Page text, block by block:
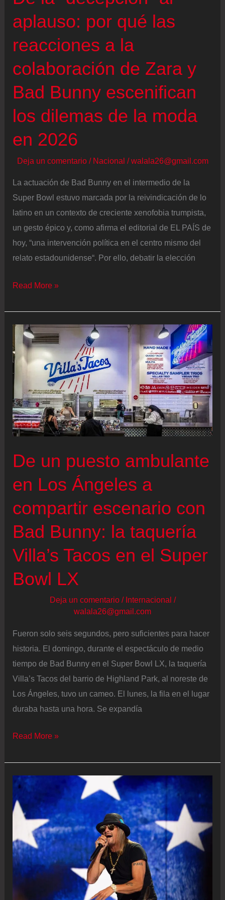
aplauso: por qué las
reacciones a la
colaboración de Zara y
Bad Bunny escenifican
los dilemas de la moda
en 2026
Deja un comentario / Nacional /walala26@gmail.com
La actuación de Bad Bunny en el intermedio de la
Super Bowl estuvo marcada por la reivindicación de lo
latino en un contexto de creciente xenofobia trumpista,
un gesto épico y, como afirma el editorial de EL PAÍS de
hoy, “una intervención política en el centro mismo del
relato estadounidense“. Por ello, debatir la elección
De
“decepción”
aplauso:
por
qué
reacciones
a
la
de
Zara
Bad
Bunny
escenifican
los
dilemas
de
en
2026
Read More »
De un puesto ambulante
en Los Ángeles a
compartir escenario con
Bad Bunny: la taquería
Villa’s Tacos en el Super
Bowl LX
Deja un comentario / Internacional /
walala26@gmail.com
Fueron solo seis segundos, pero suficientes para hacer
historia. El domingo, durante el espectáculo de medio
tiempo de Bad Bunny en el Super Bowl LX, la taquería
Villa’s Tacos del barrio de Highland Park, al noreste de
Los Ángeles, tuvo un cameo. El lunes, la fila en el lugar
duraba hasta una hora. Se expandía
De
puesto
ambulante
en
Los
Ángeles
a
compartir
escenario
Read More »